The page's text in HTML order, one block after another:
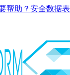
帮助？ 安全数据表